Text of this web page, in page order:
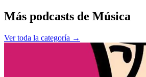
Más podcasts de Música
Ver toda la categoría →